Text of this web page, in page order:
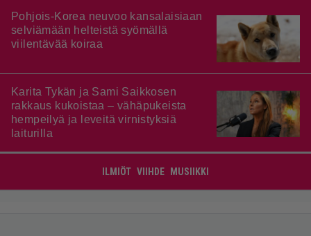
Pohjois-Korea neuvoo kansalaisiaan
selviämään helteistä syömällä
viilentävää koiraa
Karita Tykän ja Sami Saikkosen
rakkaus kukoistaa – vähäpukeista
hempeilyä ja leveitä virnistyksiä
laiturilla
ILMIÖT VIIHDE MUSIIKKI